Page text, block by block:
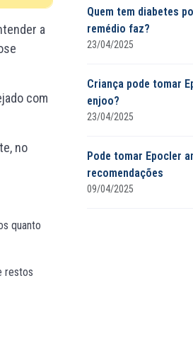
a
com
no
quanto
restos
Quem tem diabetes
remédio faz?
23/04/2025
Criança pode tomar
enjoo?
23/04/2025
Pode tomar Epocler
recomendações
09/04/2025